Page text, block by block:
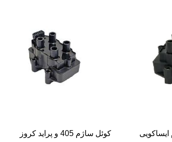
کوئل ساژم 405 و پراید کروز